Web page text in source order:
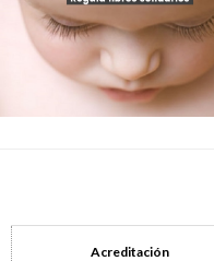
Acreditación